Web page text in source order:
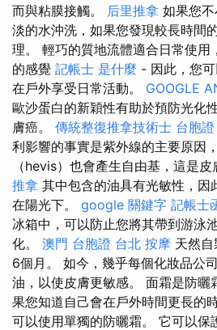
而與粘膜接觸。 后里推拿 如果您
淡的水沖洗，如果您發現較長時間
理。 輕巧的質地流體適合日常使用
的感覺 記帳士 是什麼 - 因此，您
在戶外享受日常活動。 GOOGLE
歐沙蛋白的新穎性有助於預防光化
膚癌。 傳統整復推拿技術士 台胞
利影響的事實是紫外線的主要原因
（hevis）也會產生自由基，這是皮
推拿 其中包含的油具有光敏性，因
在陽光下。 google 關鍵字 記帳士
冰箱中，可以防止您將其帶到游泳
化。 澳門 台胞證 台北 按摩 天然
6個月。 如今，幾乎每個化妝品公
油，以使皮膚更敏感。 面霜是防曬
果您知道自己會在戶外時間更長的
可以使用單獨的防曬霜。 它可以保